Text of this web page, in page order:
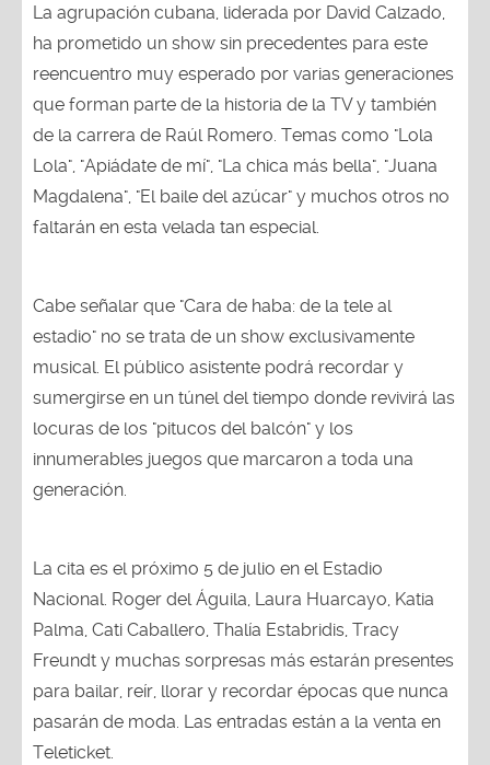
La agrupación cubana, liderada por David Calzado,
ha prometido un show sin precedentes para este
reencuentro muy esperado por varias generaciones
que forman parte de la historia de la TV y también
de la carrera de Raúl Romero. Temas como "Lola
Lola", "Apiádate de mí", "La chica más bella", "Juana
Magdalena", "El baile del azúcar" y muchos otros no
faltarán en esta velada tan especial.
Cabe señalar que "Cara de haba: de la tele al
estadio" no se trata de un show exclusivamente
musical. El público asistente podrá recordar y
sumergirse en un túnel del tiempo donde revivirá las
locuras de los "pitucos del balcón" y los
innumerables juegos que marcaron a toda una
generación.
La cita es el próximo 5 de julio en el Estadio
Nacional. Roger del Águila, Laura Huarcayo, Katia
Palma, Cati Caballero, Thalía Estabridis, Tracy
Freundt y muchas sorpresas más estarán presentes
para bailar, reír, llorar y recordar épocas que nunca
pasarán de moda. Las entradas están a la venta en
Teleticket.